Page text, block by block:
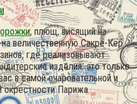
, плющ, висящий на
величественную Сакре-Кер
где реализовывают
изделия: это только
в самой очаровательной и
окрестности Парижа.